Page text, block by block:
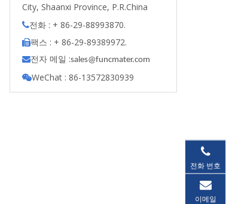
City, Shaanxi Province, P.R.China
전화 : + 86-29-88993870.
팩스 : + 86-29-89389972.
전자 메일 :sales@funcmater.com
WeChat : 86-13572830939
전화 번호
이메일